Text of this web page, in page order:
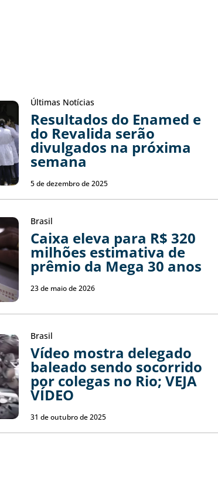
Últimas Notícias
Resultados do Enamed e
do Revalida serão
divulgados na próxima
semana
5 de dezembro de 2025
Brasil
Caixa eleva para R$ 320
milhões estimativa de
prêmio da Mega 30 anos
23 de maio de 2026
Brasil
Vídeo mostra delegado
baleado sendo socorrido
por colegas no Rio; VEJA
VÍDEO
31 de outubro de 2025